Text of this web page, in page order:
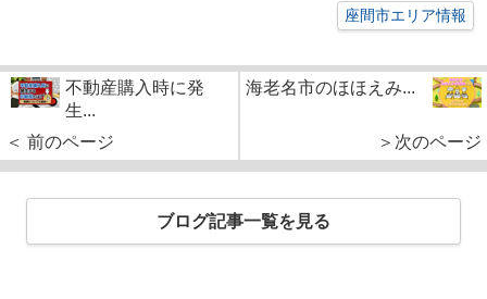
座間市エリア情報
不動産購入時に発
生...
＜ 前のページ
海老名市のほほえみ...
＞次のページ
ブログ記事一覧を見る